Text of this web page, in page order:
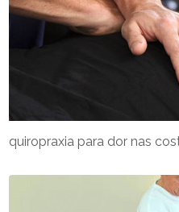
quiropraxia para dor nas